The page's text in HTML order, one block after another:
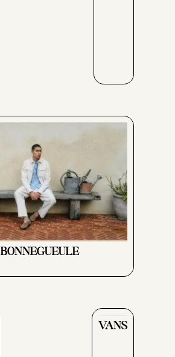
BONNEGUEULE
VANS